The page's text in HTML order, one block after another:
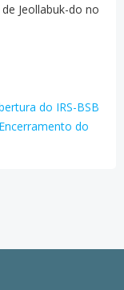
Jeollabuk-do no
do IRS-BSB
do